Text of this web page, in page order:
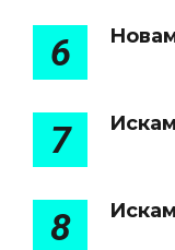
6
7
8